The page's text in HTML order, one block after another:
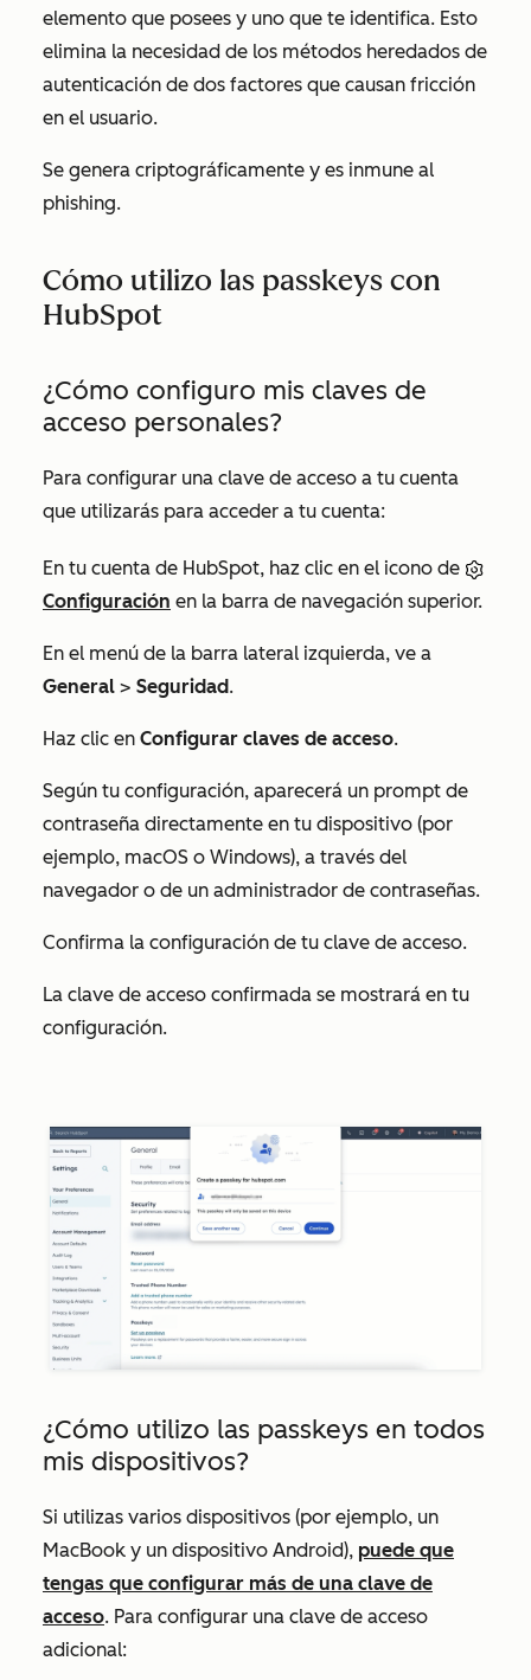
elemento que posees y uno que te identifica. Esto
elimina la necesidad de los métodos heredados de
autenticación de dos factores que causan fricción
en el usuario.
Se genera criptográficamente y es inmune al
phishing.
Cómo utilizo las passkeys con
HubSpot
¿Cómo configuro mis claves de
acceso personales?
Para configurar una clave de acceso a tu cuenta
que utilizarás para acceder a tu cuenta:
En tu cuenta de HubSpot, haz clic en el icono de
Configuración en la barra de navegación superior.
En el menú de la barra lateral izquierda, ve a
General > Seguridad.
Haz clic en Configurar claves de acceso.
Según tu configuración, aparecerá un prompt de
contraseña directamente en tu dispositivo (por
ejemplo, macOS o Windows), a través del
navegador o de un administrador de contraseñas.
Confirma la configuración de tu clave de acceso.
La clave de acceso confirmada se mostrará en tu
configuración.
¿Cómo utilizo las passkeys en todos
mis dispositivos?
Si utilizas varios dispositivos (por ejemplo, un
MacBook y un dispositivo Android), puede que
tengas que configurar más de una clave de
acceso. Para configurar una clave de acceso
adicional: